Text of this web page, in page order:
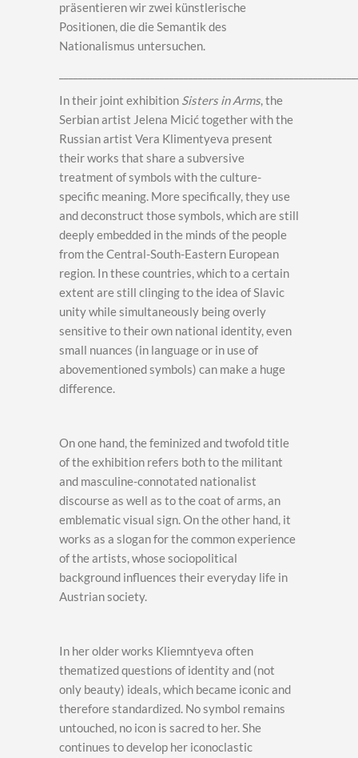
präsentieren wir zwei künstlerische
Positionen, die die Semantik des
Nationalismus untersuchen.
In their joint exhibition Sisters in Arms, the
Serbian artist Jelena Micić together with the
Russian artist Vera Klimentyeva present
their works that share a subversive
treatment of symbols with the culture-
specific meaning. More specifically, they use
and deconstruct those symbols, which are still
deeply embedded in the minds of the people
from the Central-South-Eastern European
region. In these countries, which to a certain
extent are still clinging to the idea of Slavic
unity while simultaneously being overly
sensitive to their own national identity, even
small nuances (in language or in use of
abovementioned symbols) can make a huge
difference.
On one hand, the feminized and twofold title
of the exhibition refers both to the militant
and masculine-connotated nationalist
discourse as well as to the coat of arms, an
emblematic visual sign. On the other hand, it
works as a slogan for the common experience
of the artists, whose sociopolitical
background influences their everyday life in
Austrian society.
In her older works Kliemntyeva often
thematized questions of identity and (not
only beauty) ideals, which became iconic and
therefore standardized. No symbol remains
untouched, no icon is sacred to her. She
continues to develop her iconoclastic